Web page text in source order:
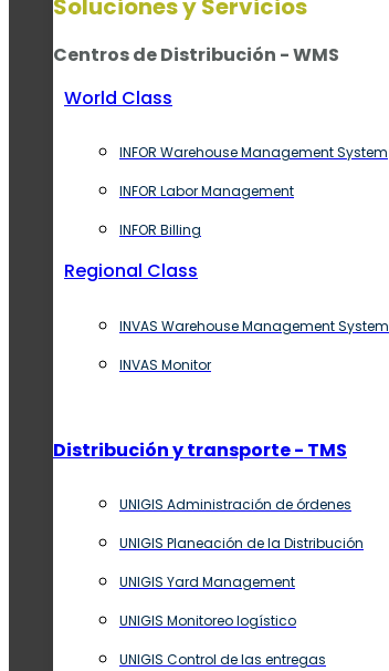
Soluciones y Servicios
Centros de Distribución - WMS
World Class
INFOR Warehouse Management System
INFOR Labor Management
INFOR Billing
Regional Class
INVAS Warehouse Management System
INVAS Monitor
Distribución y transporte - TMS
UNIGIS Administración de órdenes
UNIGIS Planeación de la Distribución
UNIGIS Yard Management
UNIGIS Monitoreo logístico
UNIGIS Control de las entregas